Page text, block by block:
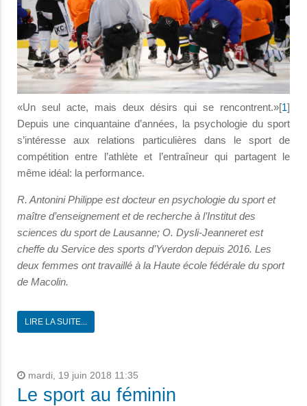
«Un seul acte, mais deux désirs qui se rencontrent.»[1]
Depuis une cinquantaine d’années, la psychologie du sport
s’intéresse aux relations particulières dans le sport de
compétition entre l’athlète et l’entraîneur qui partagent le
même idéal: la performance.
R. Antonini Philippe est docteur en psychologie du sport et
maître d’enseignement et de recherche à l’Institut des
sciences du sport de Lausanne; O. Dysli-Jeanneret est
cheffe du Service des sports d’Yverdon depuis 2016. Les
deux femmes ont travaillé à la Haute école fédérale du sport
de Macolin.
LIRE LA SUITE...
mardi, 19 juin 2018 11:35
Le sport au féminin